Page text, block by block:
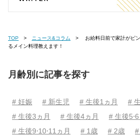
TOP ニュース&コラム
るメイン料理教えます！
月齢別に記事を探す
# 妊娠 # 新生児 # 生後1ヵ月
#
# 生後3ヵ月
# 生後4ヵ月 # 生後5⋅6
# 生後9⋅10⋅11ヵ月
# 1歳 # 2歳